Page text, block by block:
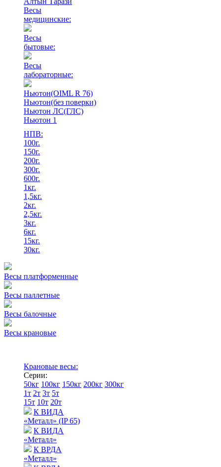
Весы
медицинские:
Весы
бытовые:
Весы
лабораторные:
Ньютон(OIML R 76)
Ньютон(без поверки)
Ньютон ЛС(ГЛС)
Ньютон 1
НПВ:
100г.
150г.
200г.
300г.
600г.
1кг.
1,5кг.
2кг.
2,5кг.
3кг.
6кг.
15кг.
30кг.
Весы платформенные
Весы паллетные
Весы балочные
Весы крановые
Крановые весы:
Серии:
50кг 100кг 150кг 200кг 300кг
1т 2т 3т 5т
15т 10т 20т
К ВИДА
«Металл» (IP 65)
К ВИДА
«Металл»
К ВРДА
«Металл»